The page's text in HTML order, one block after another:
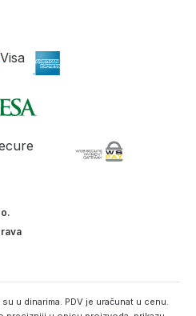
u dinarima. PDV je uračunat u cenu.